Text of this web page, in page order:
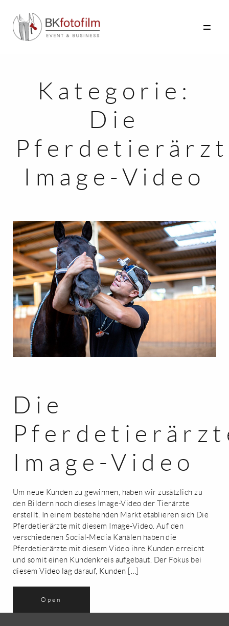
HOME
FOTO
INFO
AKTUELLES
Kategorie:
Die
Image-Video
Die
Image-Video
Um neue Kunden zu gewinnen, haben wir zusätzlich zu
den Bildern noch dieses Image-Video der Tierärzte
erstellt. In einem bestehenden Markt etablieren sich Die
Pferdetierärzte mit diesem Image-Video. Auf den
verschiedenen Social-Media Kanälen haben die
Pferdetierärzte mit diesem Video ihre Kunden erreicht
und somit einen Kundenkreis aufgebaut. Der Fokus bei
diesem Video lag darauf, Kunden […]
Open